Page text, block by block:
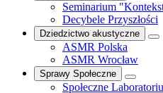
Seminarium
Decybele Przyszłości
Dziedzictwo akustyczne
ASMR Polska
ASMR Wrocław
Sprawy Społeczne
Społeczne